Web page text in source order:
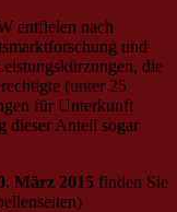
entfielen nach
und
die
(unter 25
für Unterkunft
dieser Anteil sogar
März 2015 finden Sie